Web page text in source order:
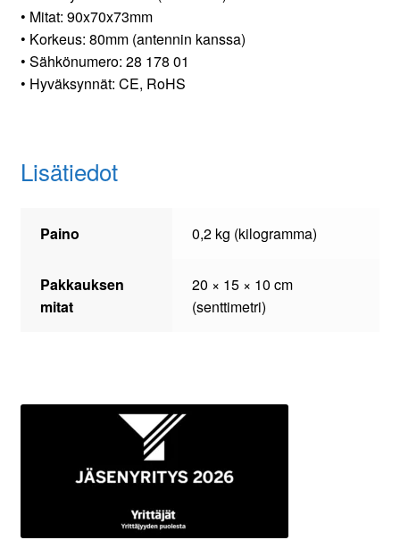
• Mitat: 90x70x73mm
• Korkeus: 80mm (antennin kanssa)
• Sähkönumero: 28 178 01
• Hyväksynnät: CE, RoHS
Lisätiedot
Paino 0,2 kg (kilogramma)
Pakkauksen
mitat
20 × 15 × 10 cm
(senttimetri)